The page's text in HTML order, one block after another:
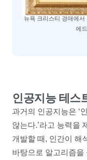
뉴욕 크리스티 경매에서
에
인공지능 테스
과거의 인공지능은 ‘
않는다.’라고 능력을
개발할 때, 인간이 해
바탕으로 알고리즘을